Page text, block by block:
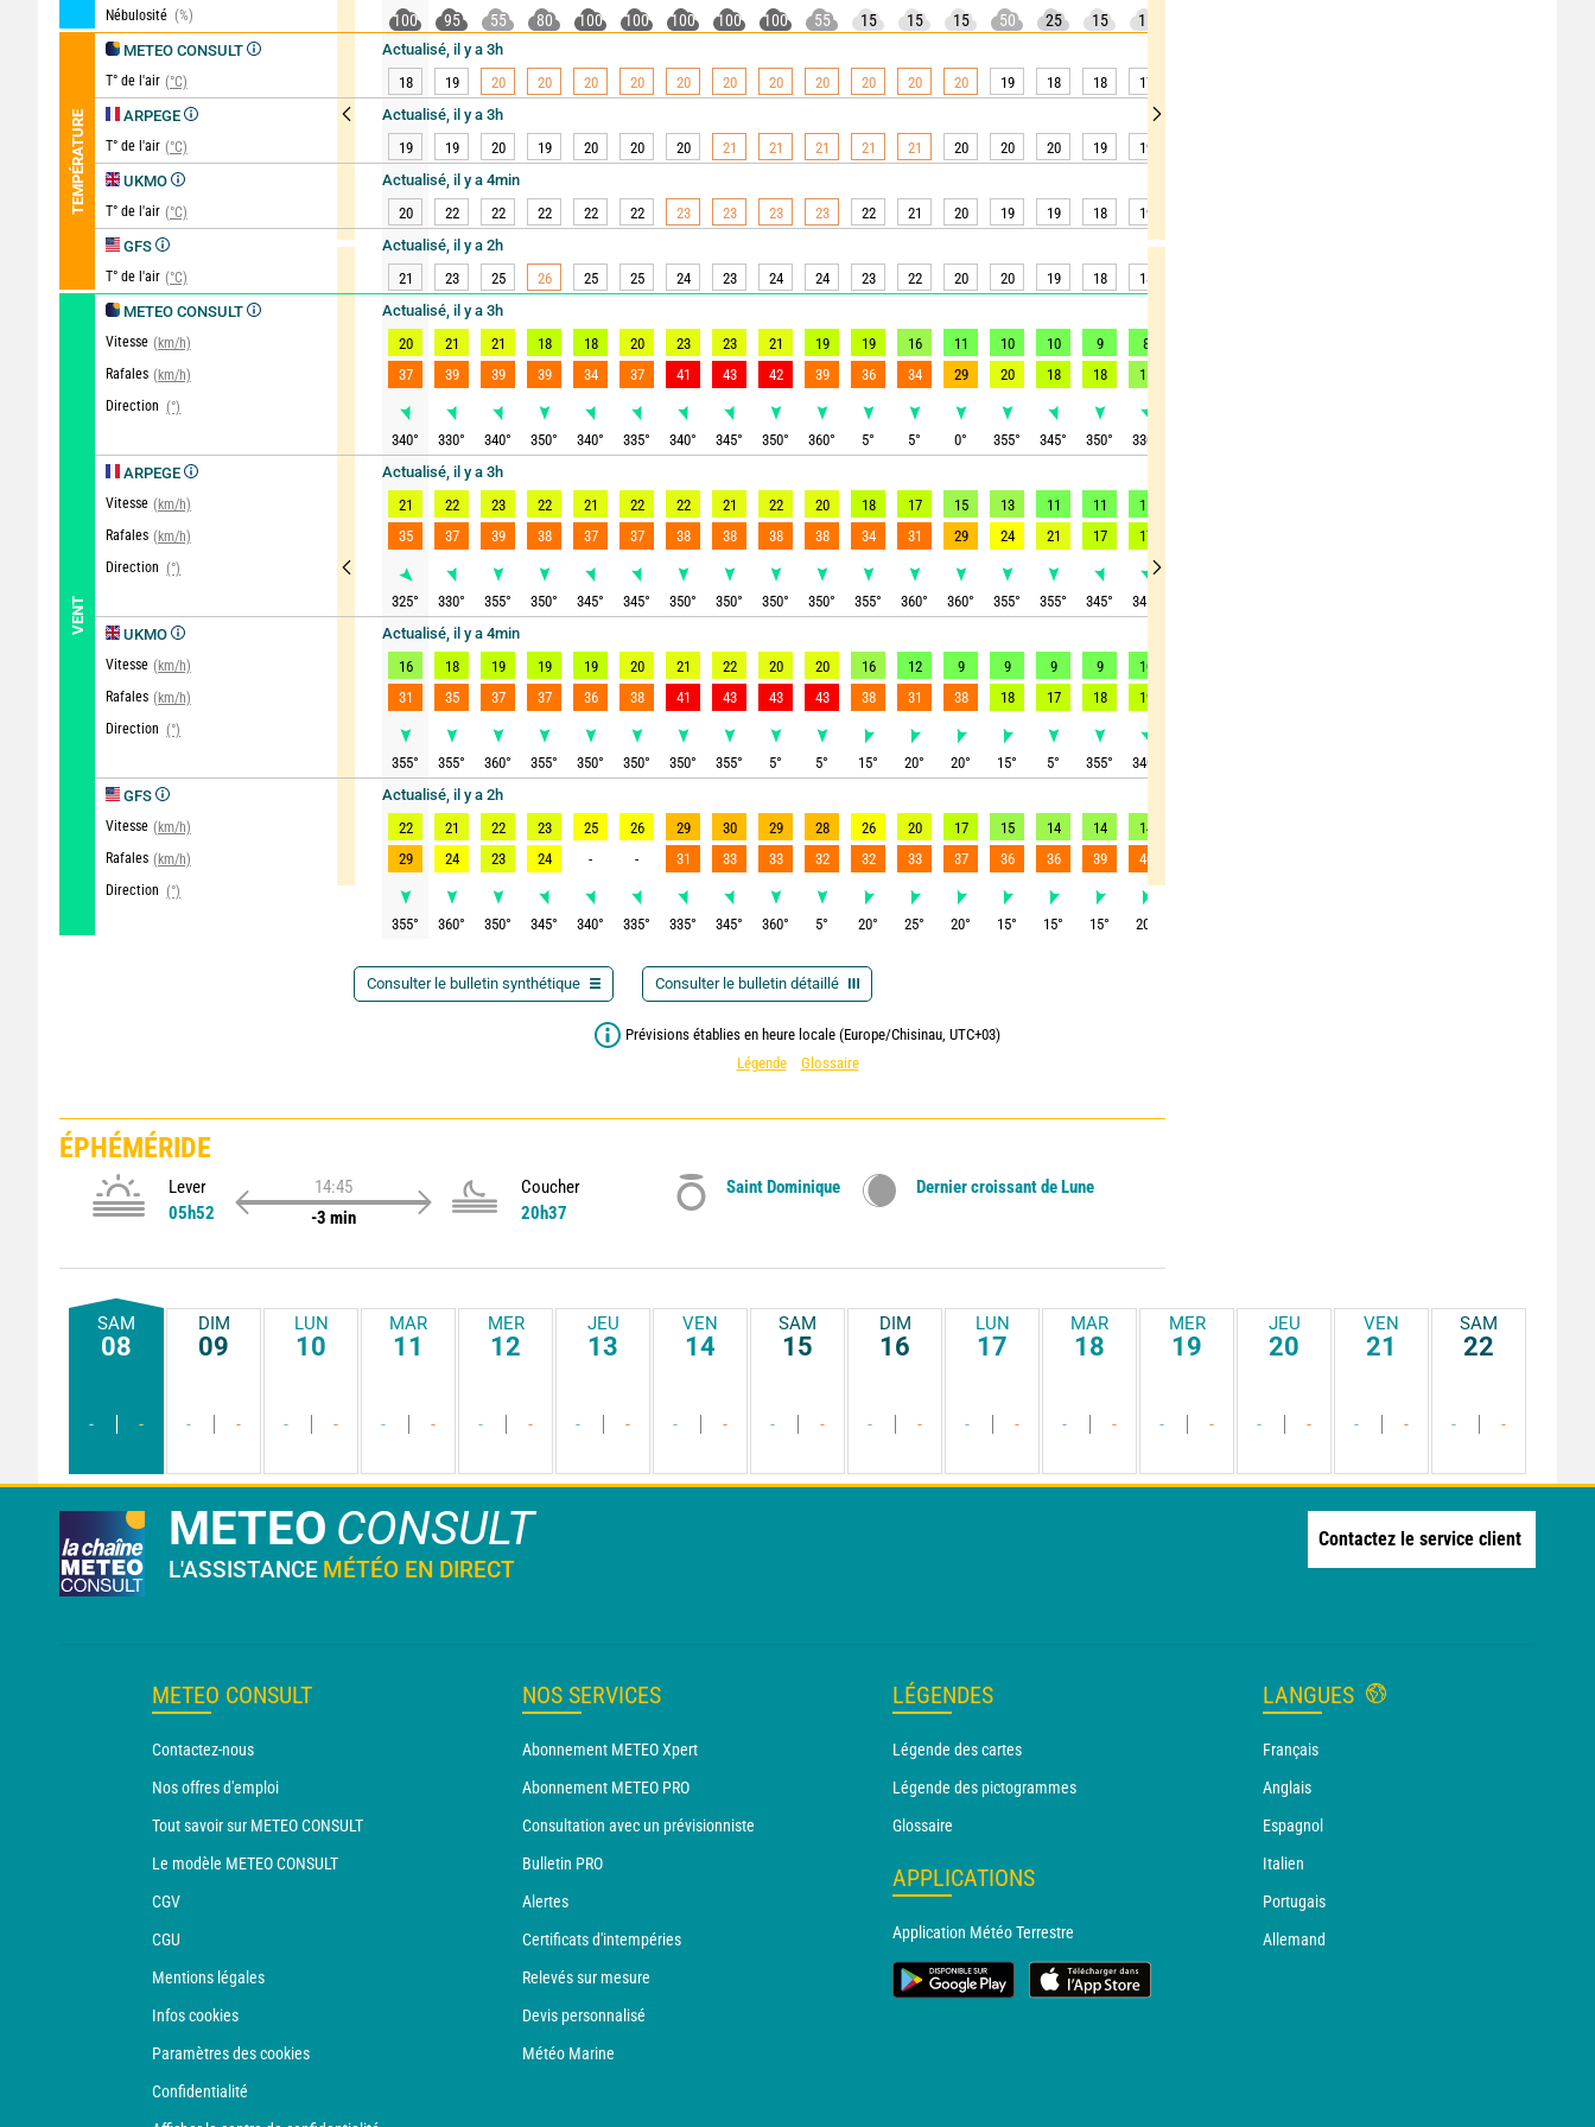
Nébulosité (%)
TEMPÉRATURE
METEO CONSULT
T° de l'air (°C)
ARPEGE
T° de l'air (°C)
UKMO
T° de l'air (°C)
GFS
T° de l'air (°C)
VENT
METEO CONSULT
Vitesse (km/h)
Rafales (km/h)
Direction (°)
ARPEGE
Vitesse (km/h)
Rafales (km/h)
Direction (°)
UKMO
Vitesse (km/h)
Rafales (km/h)
Direction (°)
GFS
Vitesse (km/h)
Rafales (km/h)
Direction (°)
100
95 55 80 100 100 100 100 100 55 15 15 15 50 25 15 15
Actualisé, il y a 3h
18
19 20 20 20 20 20 20 20 20 20 20 20 19 18 18 17
Actualisé, il y a 3h
19
19 20 19 20 20 20 21 21 21 21 21 20 20 20 19 19
Actualisé, il y a 4min
20
22 22 22 22 22 23 23 23 23 22 21 20 19 19 18 19
Actualisé, il y a 2h
21
23 25 26 25 25 24 23 24 24 23 22 20 20 19 18 18
Actualisé, il y a 3h
20
21 21 18 18 20 23 23 21 19 19 16 11 10 10 9 8
37
39 39 39 34 37 41 43 42 39 36 34 29 20 18 18 15
340° 330° 340° 350° 340° 335° 340° 345° 350° 360° 5° 5° 0° 355° 345° 350° 330
Actualisé, il y a 3h
21
22 23 22 21 22 22 21 22 20 18 17 15 13 11 11 11
35
37 39 38 37 37 38 38 38 38 34 31 29 24 21 17 17
325° 330° 355° 350° 345° 345° 350° 350° 350° 350° 355° 360° 360° 355° 355° 345° 345
Actualisé, il y a 4min
16
18 19 19 19 20 21 22 20 20 16 12 9 9 9 9 10
31
35 37 37 36 38 41 43 43 43 38 31 38 18 17 18 19
355° 355° 360° 355° 350° 350° 350° 355° 5° 5° 15° 20° 20° 15° 5° 355° 340
Actualisé, il y a 2h
22
21 22 23 25 26 29 30 29 28 26 20 17 15 14 14 14
29
24 23 24 - - 31 33 33 32 32 33 37 36 36 39 40
355° 360° 350° 345° 340° 335° 335° 345° 360° 5° 20° 25° 20° 15° 15° 15° 20
Consulter le bulletin synthétique Consulter le bulletin détaillé
Prévisions établies en heure locale (Europe/Chisinau, UTC+03)
Légende
Glossaire
ÉPHÉMÉRIDE
Lever
05h52
14:45
-3 min
Coucher
20h37
Saint Dominique Dernier croissant de Lune
SAM
08
- -
DIM
09
- -
LUN
10
- -
MAR
11
- -
MER
12
- -
JEU
13
- -
VEN
14
- -
SAM
15
- -
DIM
16
- -
LUN
17
- -
MAR
18
- -
MER
19
- -
JEU
20
- -
VEN
21
- -
SAM
22
- -
METEO CONSULT
L'ASSISTANCE MÉTÉO EN DIRECT
Contactez le service client
METEO CONSULT
Contactez-nous
Nos offres d'emploi
Tout savoir sur METEO CONSULT
Le modèle METEO CONSULT
CGV
CGU
Mentions légales
Infos cookies
Paramètres des cookies
Confidentialité
NOS SERVICES
Abonnement METEO Xpert
Abonnement METEO PRO
Consultation avec un prévisionniste
Bulletin PRO
Alertes
Certificats d'intempéries
Relevés sur mesure
Devis personnalisé
Météo Marine
LÉGENDES
Légende des cartes
Légende des pictogrammes
Glossaire
APPLICATIONS
Application Météo Terrestre
LANGUES
Français
Anglais
Espagnol
Italien
Portugais
Allemand